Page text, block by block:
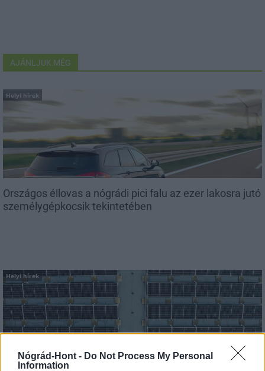
Nógrád-Hont - Do Not Process My Personal
Information
AJÁNLJUK MÉG
Helyi hírek
Országos éllovas a nógrádi pici falu az ezer lakosra jutó
személygépkocsik tekintetében
Helyi hírek